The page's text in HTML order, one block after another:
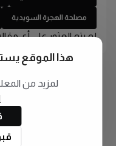
مصلحة الهجرة السويدية
لم يتم العثور على أي
هذا الموقع
لمزيد من